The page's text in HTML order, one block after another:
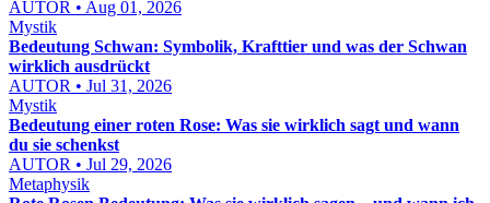
AUTOR • Aug 01, 2026
Mystik
Bedeutung Schwan: Symbolik, Krafttier und was der Schwan
wirklich ausdrückt
AUTOR • Jul 31, 2026
Mystik
Bedeutung einer roten Rose: Was sie wirklich sagt und wann
du sie schenkst
AUTOR • Jul 29, 2026
Metaphysik